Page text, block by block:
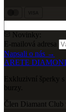
Novinky:
E-mailová adresa
Napsali o nás →
ARETE
Exkluzivní šperky
burzy.
Člen Diamant Club